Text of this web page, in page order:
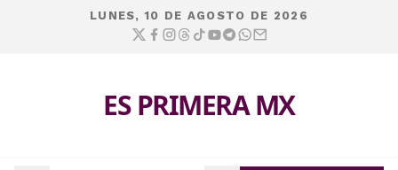
LUNES, 10 DE AGOSTO DE 2026
ES PRIMERA MX